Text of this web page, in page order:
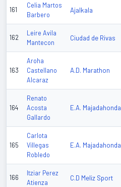
161
Celia Martos
Barbero
Ajalkala
162
Leire Avila
Mantecon
Ciudad de Rivas
163
Aroha
Castellano
Alcaraz
A.D. Marathon
164
Renato
Acosta
Gallardo
E.A. Majadahonda
165
Carlota
Villegas
Robledo
E.A. Majadahonda
166
Itziar Perez
Atienza
C.D Meliz Sport